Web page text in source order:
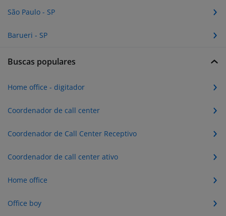
São Paulo - SP
Barueri - SP
Buscas populares
Home office - digitador
Coordenador de call center
Coordenador de Call Center Receptivo
Coordenador de call center ativo
Home office
Office boy